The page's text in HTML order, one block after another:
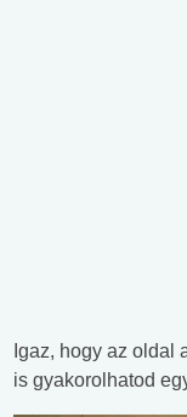
Igaz, hogy az oldal
is gyakorolhatod